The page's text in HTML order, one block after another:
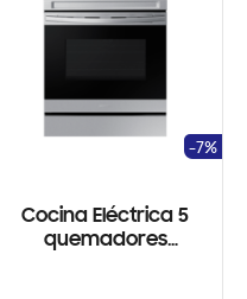
Cocina Eléctrica 5
quemadores
-7%